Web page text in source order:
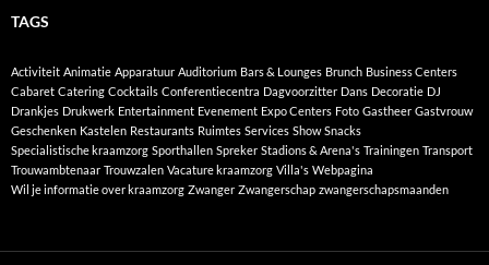
TAGS
Activiteit Animatie Apparatuur Auditorium Bars & Lounges Brunch Business Centers
Cabaret Catering Cocktails Conferentiecentra Dagvoorzitter Dans Decoratie DJ
Drankjes Drukwerk Entertainment Evenement Expo Centers Foto Gastheer Gastvrouw
Geschenken Kastelen Restaurants Ruimtes Services Show Snacks
Specialistische kraamzorg Sporthallen Spreker Stadions & Arena's Trainingen Transport
Trouwambtenaar Trouwzalen Vacature kraamzorg Villa's Webpagina
Wil je informatie over kraamzorg Zwanger Zwangerschap zwangerschapsmaanden